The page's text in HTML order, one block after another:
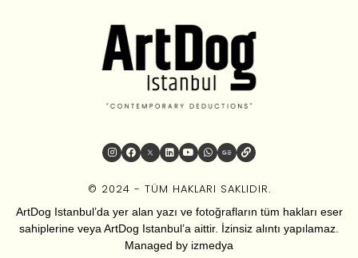
© 2024 - TÜM HAKLARI SAKLIDIR.
ArtDog Istanbul’da yer alan yazı ve fotoğrafların tüm hakları eser
sahiplerine veya ArtDog Istanbul’a aittir. İzinsiz alıntı yapılamaz.
Managed by izmedya